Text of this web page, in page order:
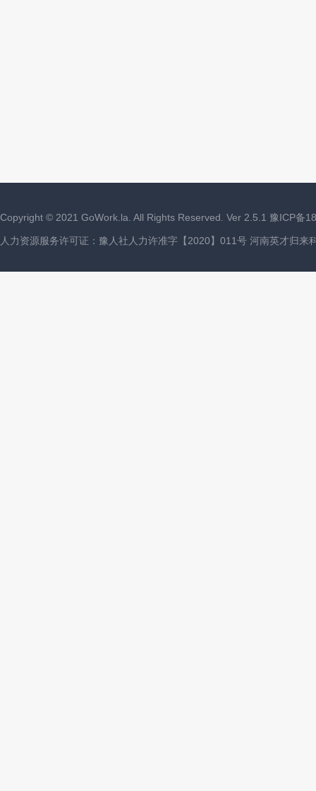
Copyright © 2021 GoWork.la. All Rights Reserved. Ver 2.5.1 豫ICP备
人力资源服务许可证：豫人社人力许准字【2020】011号 河南英才归来